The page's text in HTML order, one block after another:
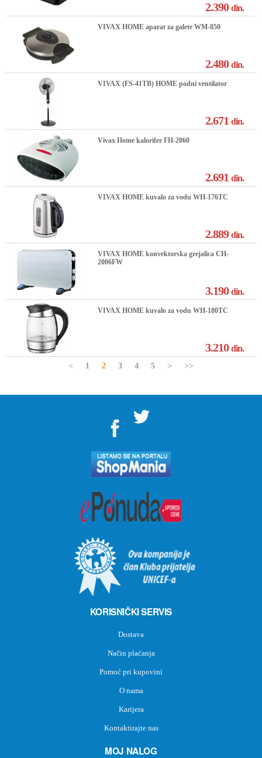
2.390din.
VIVAX HOME aparat za galete WM-850
2.480din.
VIVAX (FS-41TB) HOME podni ventilator
2.671din.
Vivax Home kalorifer FH-2060
2.691din.
VIVAX HOME kuvalo za vodu WH-176TC
2.889din.
VIVAX HOME konvektorska grejalica CH-
2006FW
3.190din.
VIVAX HOME kuvalo za vodu WH-180TC
3.210din.
< 1 2 3 4 5 > >>
">
KORISNIČKI SERVIS
Dostava
Način plaćanja
Pomoć pri kupovini
O nama
Karijera
Kontaktirajte nas
MOJ NALOG